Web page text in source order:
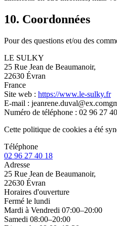
10. Coordonnées
Pour des questions et/ou des
LE SULKY
25 Rue Jean de Beaumanoir,
22630 Évran
France
Site web : https://www.le-sulky.fr
E-mail : jeanrene.duval@ex.com
Numéro de téléphone : 02 96 27
Cette politique de cookies a été
Téléphone
02 96 27 40 18
Adresse
25 Rue Jean de Beaumanoir,
22630 Évran
Horaires d'ouverture
Fermé le lundi
Mardi à Vendredi 07:00–20:00
Samedi 08:00–20:00